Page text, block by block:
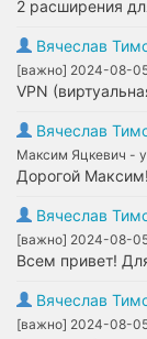
2 расширения
Вячеслав
[важно] 2024-08-05
VPN
Вячеслав
Максим Яцкевич -
Дорогой
Вячеслав
[важно] 2024-08-05
Всем привет!
Вячеслав
[важно] 2024-08-05